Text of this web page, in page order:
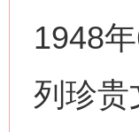
1948
列珍贵